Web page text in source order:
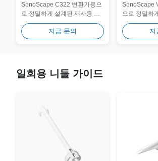
JSM-166
SonoScape C322 변환기용으
로 정밀하게 설계된 재사용 가
능한 니들 가이드. 의료용 316L
스테인리스 스틸로 제작되어
장기적인 임상 안전성과 정확
지금 문의
JSM-372
SonoScape
으로 정밀하
가능한 니들
316L 스테인
되어 장기적
지
일회용 니들 가이드